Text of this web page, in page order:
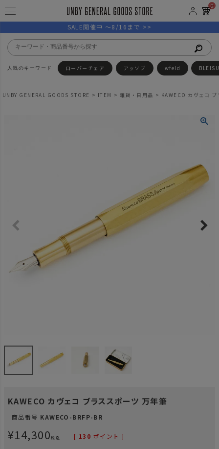
0
SALE開催中 ～8/16まで >>
ローバーチェア アッソブ wfeld
UNBY GENERAL GOODS STORE ITEM 雑貨・日用品 KAWECO カヴェコ
KAWECO カヴェコ ブラススポーツ 万年筆
商品番号 KAWECO-BRFP-BR
¥14,300税込 [ 130 ポイント ]